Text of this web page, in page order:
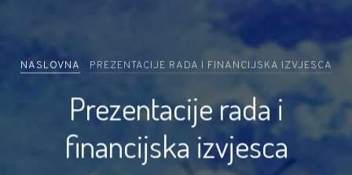
NASLOVNA PREZENTACIJE RADA I FINANCIJSKA IZVJESCA
Prezentacije rada i
financijska izvjesca